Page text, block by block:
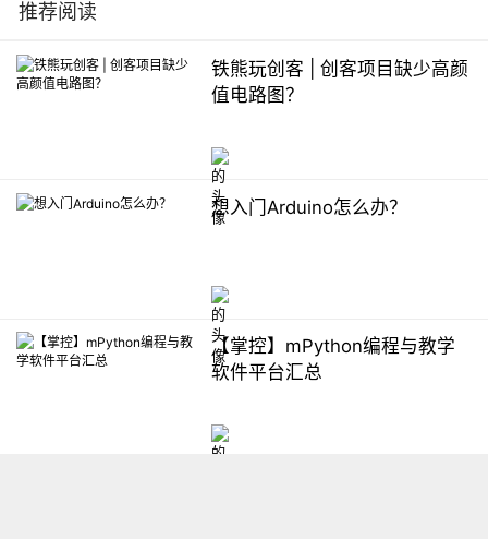
推荐阅读
铁熊玩创客 | 创客项目缺少高颜
值电路图？
想入门Arduino怎么办？
【掌控】mPython编程与教学
软件平台汇总